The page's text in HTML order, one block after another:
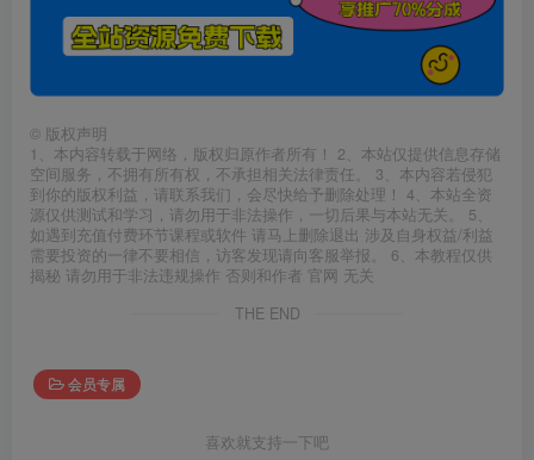
© 版权声明
1、本内容转载于网络，版权归原作者所有！ 2、本站仅提供信息存储
空间服务，不拥有所有权，不承担相关法律责任。 3、本内容若侵犯
到你的版权利益，请联系我们，会尽快给予删除处理！ 4、本站全资
源仅供测试和学习，请勿用于非法操作，一切后果与本站无关。 5、
如遇到充值付费环节课程或软件 请马上删除退出 涉及自身权益/利益
需要投资的一律不要相信，访客发现请向客服举报。 6、本教程仅供
揭秘 请勿用于非法违规操作 否则和作者 官网 无关
THE END
会员专属
喜欢就支持一下吧